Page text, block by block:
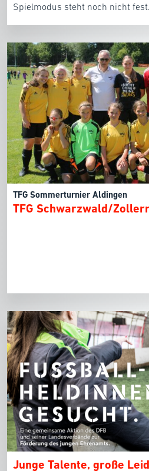
Spielmodus steht noch nicht fest.
TFG Sommerturnier Aldingen
TFG Schwarzwald/
Junge Talente, große